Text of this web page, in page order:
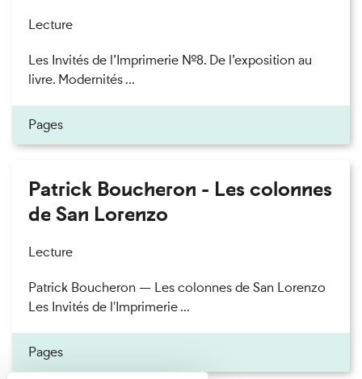
Lecture
Les Invités de l’Imprimerie n°8. De l’exposition au
livre. Modernités ...
Pages
Patrick Boucheron - Les colonnes
de San Lorenzo
Lecture
Patrick Boucheron — Les colonnes de San Lorenzo
Les Invités de l'Imprimerie ...
Pages